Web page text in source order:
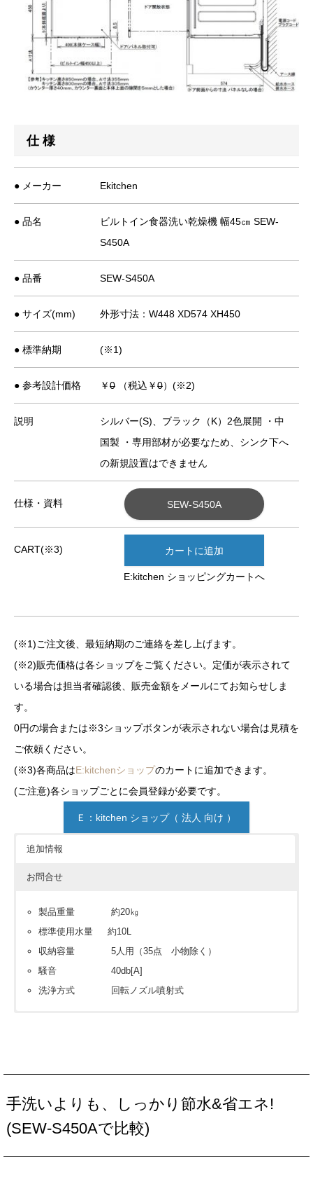
仕 様
● メーカー Ekitchen
● 品名
ビルトイン食器洗い乾燥機 幅45㎝ SEW-
S450A
● 品番 SEW-S450A
● サイズ(mm) 外形寸法：W448 XD574 XH450
● 標準納期 (※1)
● 参考設計価格 ￥0 （税込￥0）(※2)
説明
シルバー(S)、ブラック（K）2色展開 ・中
国製 ・専用部材が必要なため、シンク下へ
の新規設置はできません
仕様・資料 SEW-S450A
CART(※3) カートに追加
E:kitchen ショッピングカートへ
(※1)ご注文後、最短納期のご連絡を差し上げます。
(※2)販売価格は各ショップをご覧ください。定価が表示されて
いる場合は担当者確認後、販売金額をメールにてお知らせしま
す。
0円の場合または※3ショップボタンが表示されない場合は見積を
ご依頼ください。
(※3)各商品はE:kitchenショップのカートに追加できます。
(ご注意)各ショップごとに会員登録が必要です。
Ｅ：kitchen ショップ（ 法人 向け ）
追加情報
お問合せ
製品重量 約20㎏
標準使用水量 約10L
収納容量 5人用（35点 小物除く）
騒音 40db[A]
洗浄方式 回転ノズル噴射式
会員の方はこちらからでも見積依頼可能です。カウンターな
ど製作物は見積依頼シートや図面を添付してください。
手洗いよりも、しっかり節水&省エネ!
(SEW-S450Aで比較)